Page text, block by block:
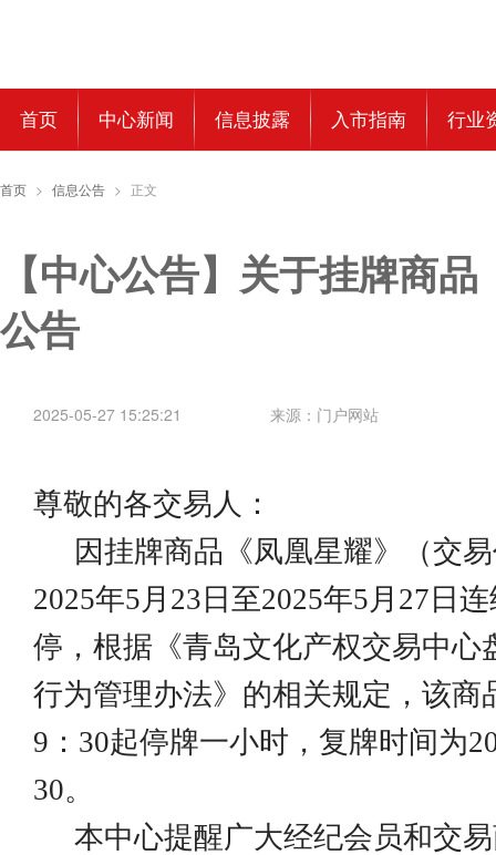
首页 中心新闻 信息披露 入市指南 行业
首页 > 信息公告 > 正文
【中心公告】关于挂牌商
公告
2025-05-27 15:25:21 来源：门户网站
尊敬的各交易人：
因挂牌商品《凤凰星耀》（交
2025年5月 23 日至2025年5月 27 日
停，根据《青岛文化产权交易中心
行为管理办法》的相关规定，该商
9 ： 30起停牌一小时，复牌时间为
30。
本中心提醒广大经纪会员和交